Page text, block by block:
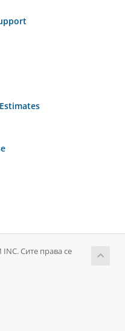
INC. Сите права се